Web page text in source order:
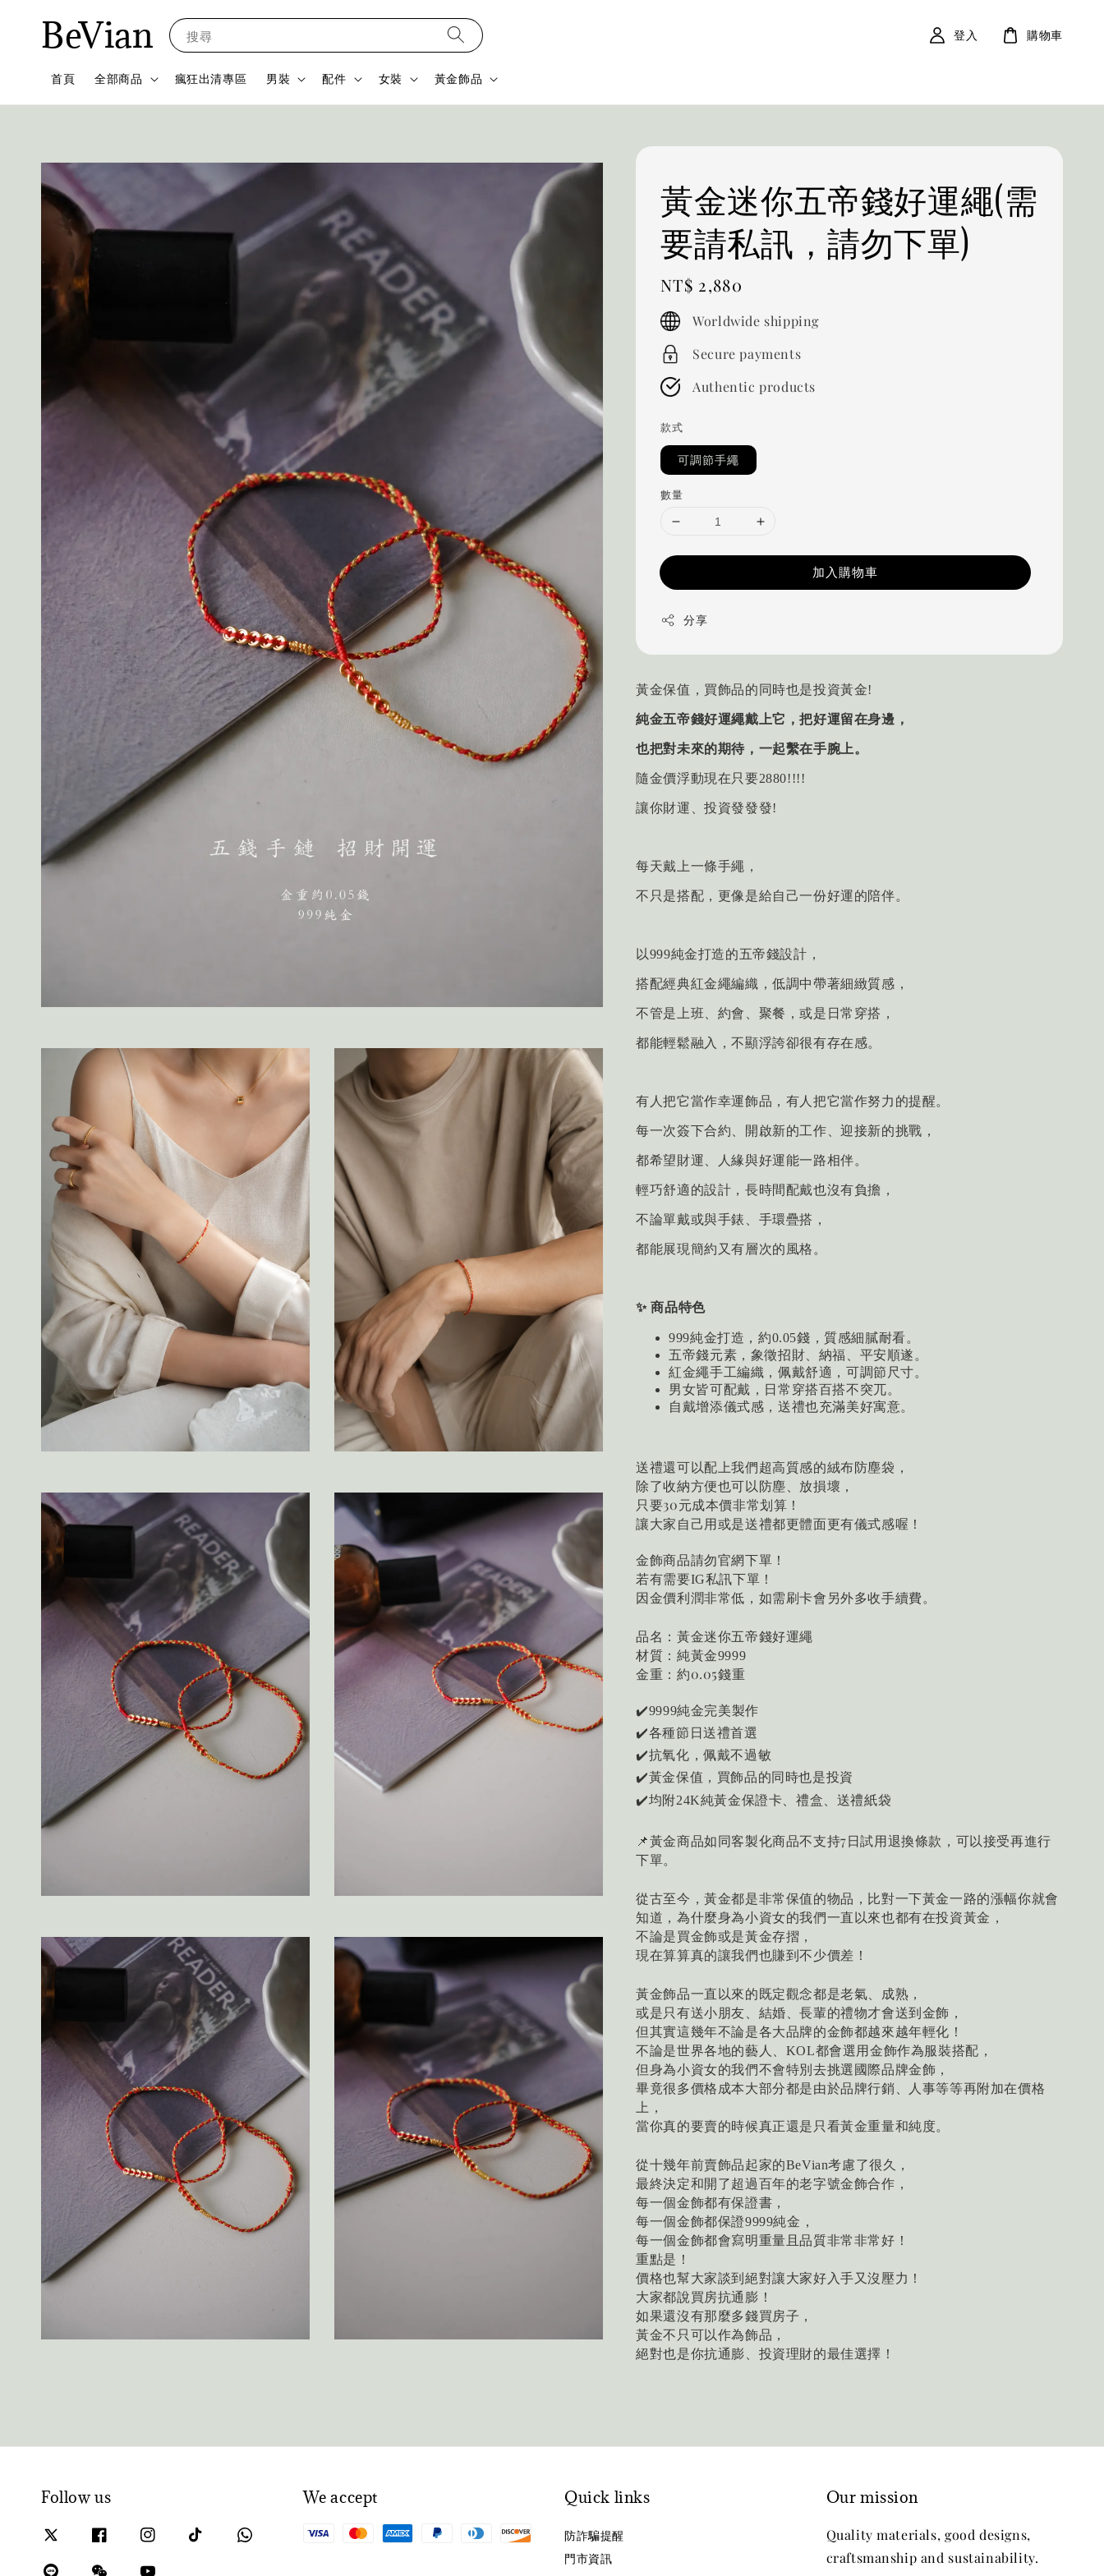
BeVian 搜尋
首頁 全部商品 瘋狂出清專區 男裝 配件 女裝 黃金飾品
登入 購物車
黃金迷你五帝錢好運繩(需
要請私訊，請勿下單)
Regular
price
NT$ 2,880
Worldwide shipping
Secure payments
Authentic products
款式
可調節手繩
數量
加入購物車
分享
黃金保值，買飾品的同時也是投資黃金!
純金五帝錢好運繩戴上它，把好運留在身邊，
也把對未來的期待，一起繫在手腕上。
隨金價浮動現在只要2880!!!!
讓你財運、投資發發發!
每天戴上一條手繩，
不只是搭配，更像是給自己一份好運的陪伴。
以999純金打造的五帝錢設計，
搭配經典紅金繩編織，低調中帶著細緻質感，
不管是上班、約會、聚餐，或是日常穿搭，
都能輕鬆融入，不顯浮誇卻很有存在感。
有人把它當作幸運飾品，有人把它當作努力的提醒。
每一次簽下合約、開啟新的工作、迎接新的挑戰，
都希望財運、人緣與好運能一路相伴。
輕巧舒適的設計，長時間配戴也沒有負擔，
不論單戴或與手錶、手環疊搭，
都能展現簡約又有層次的風格。
✨ 商品特色
999純金打造，約0.05錢，質感細膩耐看。
五帝錢元素，象徵招財、納福、平安順遂。
紅金繩手工編織，佩戴舒適，可調節尺寸。
男女皆可配戴，日常穿搭百搭不突兀。
自戴增添儀式感，送禮也充滿美好寓意。
送禮還可以配上我們超高質感的絨布防塵袋，
除了收納方便也可以防塵、放損壞，
只要30元成本價非常划算！
讓大家自己用或是送禮都更體面更有儀式感喔！
金飾商品請勿官網下單！
若有需要IG私訊下單！
因金價利潤非常低，如需刷卡會另外多收手續費。
品名：黃金迷你五帝錢好運繩
材質：純黃金9999
金重：約0.05錢重
✔️9999純金完美製作
✔️各種節日送禮首選
✔️抗氧化，佩戴不過敏
✔️黃金保值，買飾品的同時也是投資
✔️均附24K純黃金保證卡、禮盒、送禮紙袋
📌黃金商品如同客製化商品不支持7日試用退換條款，可以接受再進行
下單。
從古至今，黃金都是非常保值的物品，比對一下黃金一路的漲幅你就會
知道，為什麼身為小資女的我們一直以來也都有在投資黃金，
不論是買金飾或是黃金存摺，
現在算算真的讓我們也賺到不少價差！
黃金飾品一直以來的既定觀念都是老氣、成熟，
或是只有送小朋友、結婚、長輩的禮物才會送到金飾，
但其實這幾年不論是各大品牌的金飾都越來越年輕化！
不論是世界各地的藝人、
KOL都會選用金飾作為服裝搭配，
但身為小資女的我們不會特別去挑選國際品牌金飾，
畢竟很多價格成本大部分都是由於品牌行銷、人事等等再附加在價格
上，
當你真的要賣的時候真正還是只看黃金重量和純度。
從十幾年前賣飾品起家的BeVian考慮了很久，
最終決定和開了超過百年的老字號金飾合作，
每一個金飾都有保證書，
每一個金飾都保證9999純金，
每一個金飾都會寫明重量且品質非常非常好！
重點是！
價格也幫大家談到絕對讓大家好入手又沒壓力！
大家都說買房抗通膨！
如果還沒有那麼多錢買房子，
黃金不只可以作為飾品，
絕對也是你抗通膨、投資理財的最佳選擇！
Follow us We accept Quick links
防詐騙提醒
門市資訊
Our mission
Quality materials, good designs,
craftsmanship and sustainability.